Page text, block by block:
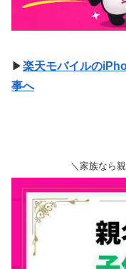
▶楽天モバイルの
事へ
＼家族なら